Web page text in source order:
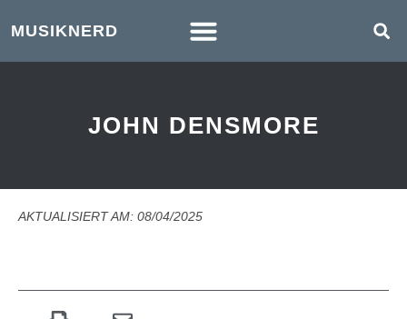
MUSIKNERD
JOHN DENSMORE
AKTUALISIERT AM: 08/04/2025